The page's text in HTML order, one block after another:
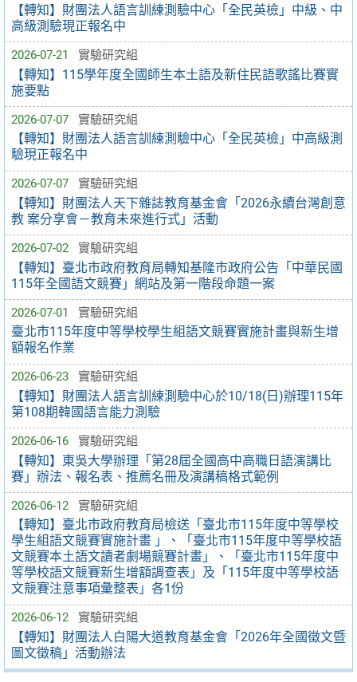
【轉知】財團法人語言訓練測驗中心「全民英檢」中級、中
高級測驗現正報名中
2026-07-21 實驗研究組
【轉知】115學年度全國師生本土語及新住民語歌謠比賽實
施要點
2026-07-07 實驗研究組
【轉知】財團法人語言訓練測驗中心「全民英檢」中高級測
驗現正報名中
2026-07-07 實驗研究組
【轉知】財團法人天下雜誌教育基金會「2026永續台灣創意
教 案分享會－教育未來進行式」活動
2026-07-02 實驗研究組
【轉知】臺北市政府教育局轉知基隆市政府公告「中華民國
115年全國語文競賽」網站及第一階段命題一案
2026-07-01 實驗研究組
臺北市115年度中等學校學生組語文競賽實施計畫與新生增
額報名作業
2026-06-23 實驗研究組
【轉知】財團法人語言訓練測驗中心於10/18(日)辦理115年
第108期韓國語言能力測驗
2026-06-16 實驗研究組
【轉知】東吳大學辦理「第28屆全國高中高職日語演講比
賽」辦法、報名表、推薦名冊及演講稿格式範例
2026-06-12 實驗研究組
【轉知】臺北市政府教育局檢送「臺北市115年度中等學校
學生組語文競賽實施計畫 」、「臺北市115年度中等學校語
文競賽本土語文讀者劇場競賽計畫」、「臺北市115年度中
等學校語文競賽新生增額調查表」及「115年度中等學校語
文競賽注意事項彙整表」各1份
2026-06-12 實驗研究組
【轉知】財團法人白陽大道教育基金會「2026年全國徵文暨
圖文徵稿」活動辦法